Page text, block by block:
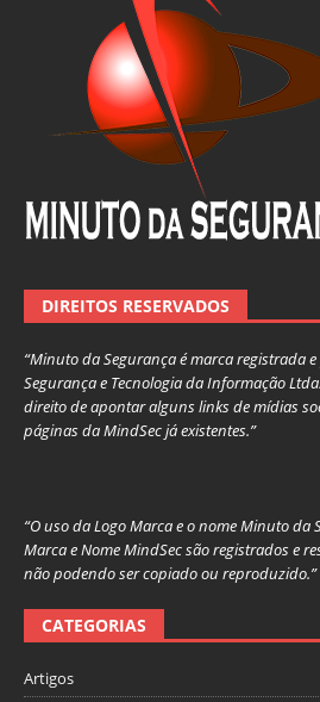
DIREITOS RESERVADOS
“Minuto da Segurança é marca registrada
Segurança e Tecnologia da Informação
direito de apontar alguns links de mídias
páginas da MindSec já existentes.”
“O uso da Logo Marca e o nome Minuto da
Marca e Nome MindSec são registrados e
não podendo ser copiado ou reproduzido.”
CATEGORIAS
Artigos